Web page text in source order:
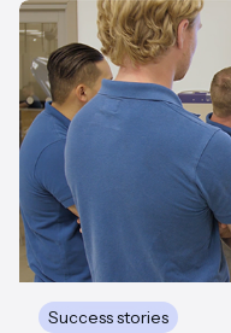
Success stories